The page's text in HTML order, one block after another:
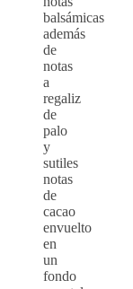
balsámicas
además
de
notas
a
regaliz
de
palo
y
sutiles
notas
de
cacao
envuelto
en
un
fondo